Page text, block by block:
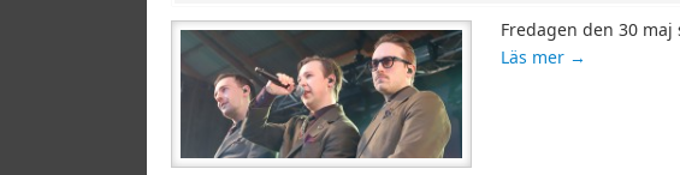
Fredagen den 30
Läs mer →